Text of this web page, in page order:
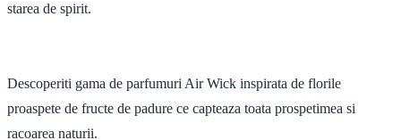
starea de spirit.
Descoperiti gama de parfumuri Air Wick inspirata de florile
proaspete de fructe de padure ce capteaza toata prospetimea si
racoarea naturii.